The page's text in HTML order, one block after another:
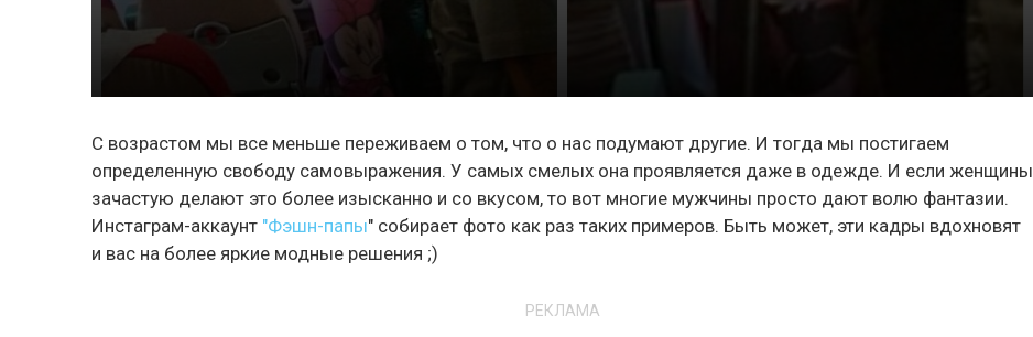
С возрастом мы все меньше переживаем о том, что о нас подумают другие. И тогда мы постигаем
определенную свободу самовыражения. У самых смелых она проявляется даже в одежде. И если женщины
зачастую делают это более изысканно и со вкусом, то вот многие мужчины просто дают волю фантазии.
Инстаграм-аккаунт "Фэшн-папы" собирает фото как раз таких примеров. Быть может, эти кадры вдохновят
и вас на более яркие модные решения ;)
РЕКЛАМА